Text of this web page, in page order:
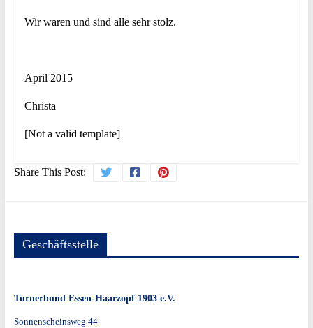
Wir waren und sind alle sehr stolz.
April 2015
Christa
[Not a valid template]
Share This Post:
Geschäftsstelle
Turnerbund Essen-Haarzopf 1903 e.V.
Sonnenscheinsweg 44